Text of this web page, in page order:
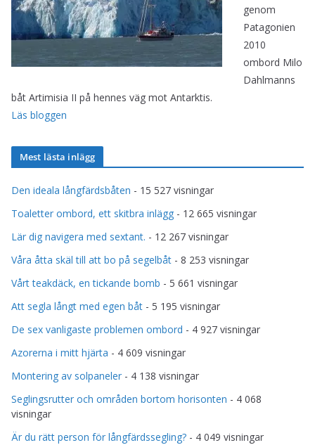
genom
Patagonien
2010
ombord Milo
Dahlmanns
båt Artimisia II på hennes väg mot Antarktis.
Läs bloggen
Mest lästa inlägg
Den ideala långfärdsbåten - 15 527 visningar
Toaletter ombord, ett skitbra inlägg - 12 665 visningar
Lär dig navigera med sextant. - 12 267 visningar
Våra åtta skäl till att bo på segelbåt - 8 253 visningar
Vårt teakdäck, en tickande bomb - 5 661 visningar
Att segla långt med egen båt - 5 195 visningar
De sex vanligaste problemen ombord - 4 927 visningar
Azorerna i mitt hjärta - 4 609 visningar
Montering av solpaneler - 4 138 visningar
Seglingsrutter och områden bortom horisonten - 4 068
visningar
Är du rätt person för långfärdssegling? - 4 049 visningar